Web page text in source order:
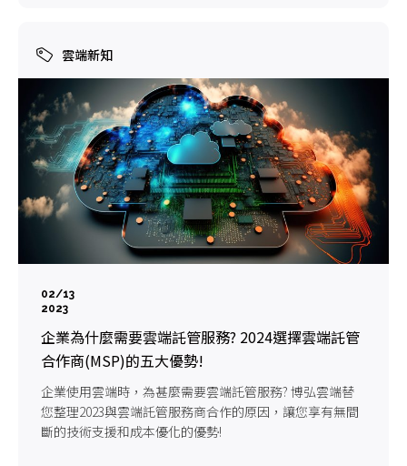
雲端新知
02/13
2023
企業為什麼需要雲端託管服務? 2024選擇雲端託管
合作商(MSP)的五大優勢!
企業使用雲端時，為甚麼需要雲端託管服務? 博弘雲端替
您整理2023與雲端託管服務商合作的原因，讓您享有無間
斷的技術支援和成本優化的優勢!